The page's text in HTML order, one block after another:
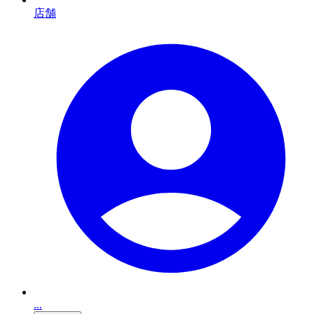
店舗
...